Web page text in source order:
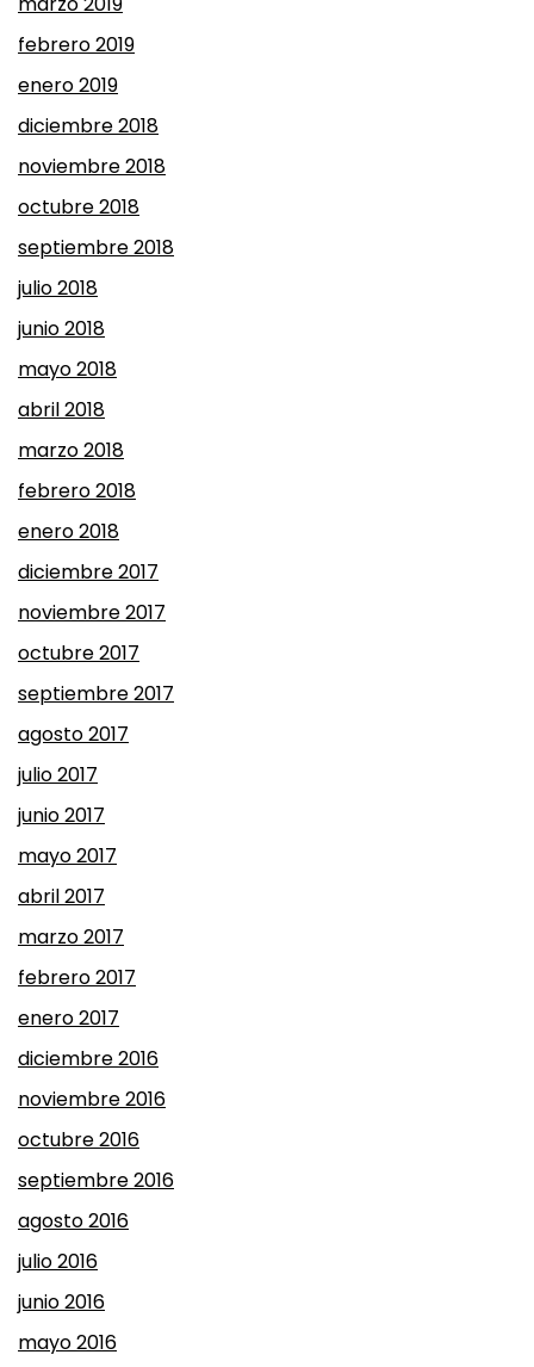
febrero 2019
enero 2019
diciembre 2018
noviembre 2018
octubre 2018
septiembre 2018
julio 2018
junio 2018
mayo 2018
abril 2018
marzo 2018
febrero 2018
enero 2018
diciembre 2017
noviembre 2017
octubre 2017
septiembre 2017
agosto 2017
julio 2017
junio 2017
mayo 2017
abril 2017
marzo 2017
febrero 2017
enero 2017
diciembre 2016
noviembre 2016
octubre 2016
septiembre 2016
agosto 2016
julio 2016
junio 2016
mayo 2016